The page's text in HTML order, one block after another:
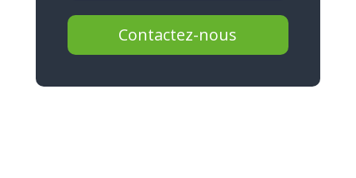
Contactez-nous